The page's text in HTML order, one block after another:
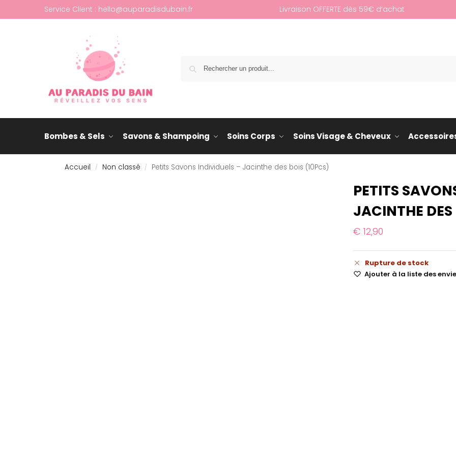
Service Client : hello@auparadisdubain.fr Livraison OFFERTE dès 59€ d’achat
Bombes & Sels Savons & Shampoing Soins Corps Soins Visage & Cheveux
Accueil / Non classé / Petits Savons Individuels – Jacinthe des bois (10Pcs)
PETITS
JACINTHE
€12,90
Rupture de stock
Ajouter à la liste des